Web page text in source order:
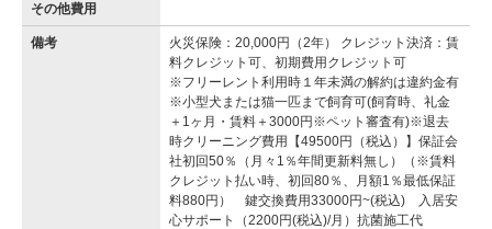
その他費用
備考
火災保険：20,000円（2年） クレジット決済：賃
料クレジット可、初期費用クレジット可
※フリーレント利用時１年未満の解約は違約金有
※小型犬または猫一匹まで飼育可(飼育時、礼金
＋1ヶ月・賃料＋3000円※ペット審査有)※退去
時クリーニング費用【49500円（税込）】保証会
社初回50％（月々1％年間更新料無し）（※賃料
クレジット払い時、初回80％、月額1％最低保証
料880円） 鍵交換費用33000円~(税込) 入居安
心サポート（2200円(税込)/月）抗菌施工代